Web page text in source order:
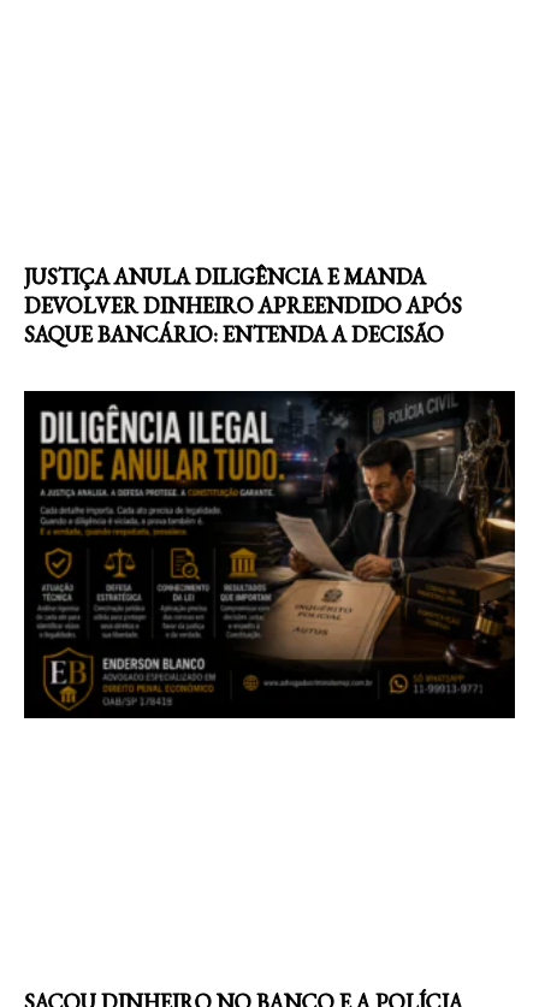
JUSTIÇA ANULA DILIGÊNCIA E MANDA
DEVOLVER DINHEIRO APREENDIDO APÓS
SAQUE BANCÁRIO: ENTENDA A DECISÃO